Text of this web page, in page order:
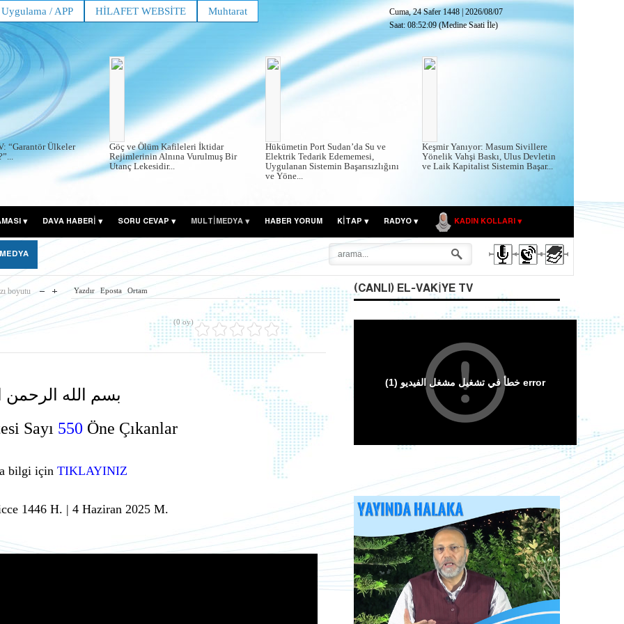
Cuma, 24 Safer 1448 2026/08/07
Saat: 08:52:10(Medine Saati İle)
Uygulama / APP HİLAFET WEBSİTE Muhtarat
“Garantör Ülkeler
Göç ve Ölüm Kafileleri İktidar
Rejimlerinin Alnına Vurulmuş Bir
Utanç Lekesidir...
Hükümetin Port Sudan’da Su ve
Elektrik Tedarik Edememesi,
Uygulanan Sistemin Başarısızlığını
ve Yöne...
Keşmir Yanıyor: Masum Sivillere
Yönelik Vahşi Baskı, Ulus Devletin
ve Laik Kapitalist Sistemin Başar...
DAVA HABERİ SORU CEVAP MULTİMEDYA HABER YORUM KITAP RADYO KADIN KOLLARI
boyutu Yazdır Eposta Ortam
(0 oy)
بسم الله الرحمن
Sayı 550 Öne Çıkanlar
bilgi için TIKLAYINIZ
1446 H. | 4 Haziran 2025 M.
(CANLI) EL-VAKIYE TV
Kitaplar
Arakan Müslümanları İslam Ümmetinden ve
Ordularından Destek İstiyor